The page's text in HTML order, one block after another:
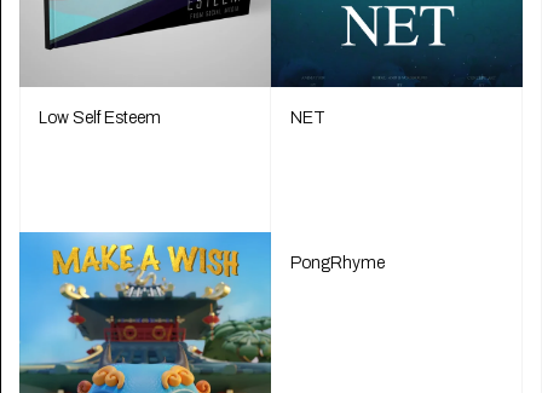
Low Self Esteem NET
PongRhyme